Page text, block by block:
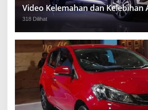
Video Kelemahan dan Kelebihan
318 Dilihat